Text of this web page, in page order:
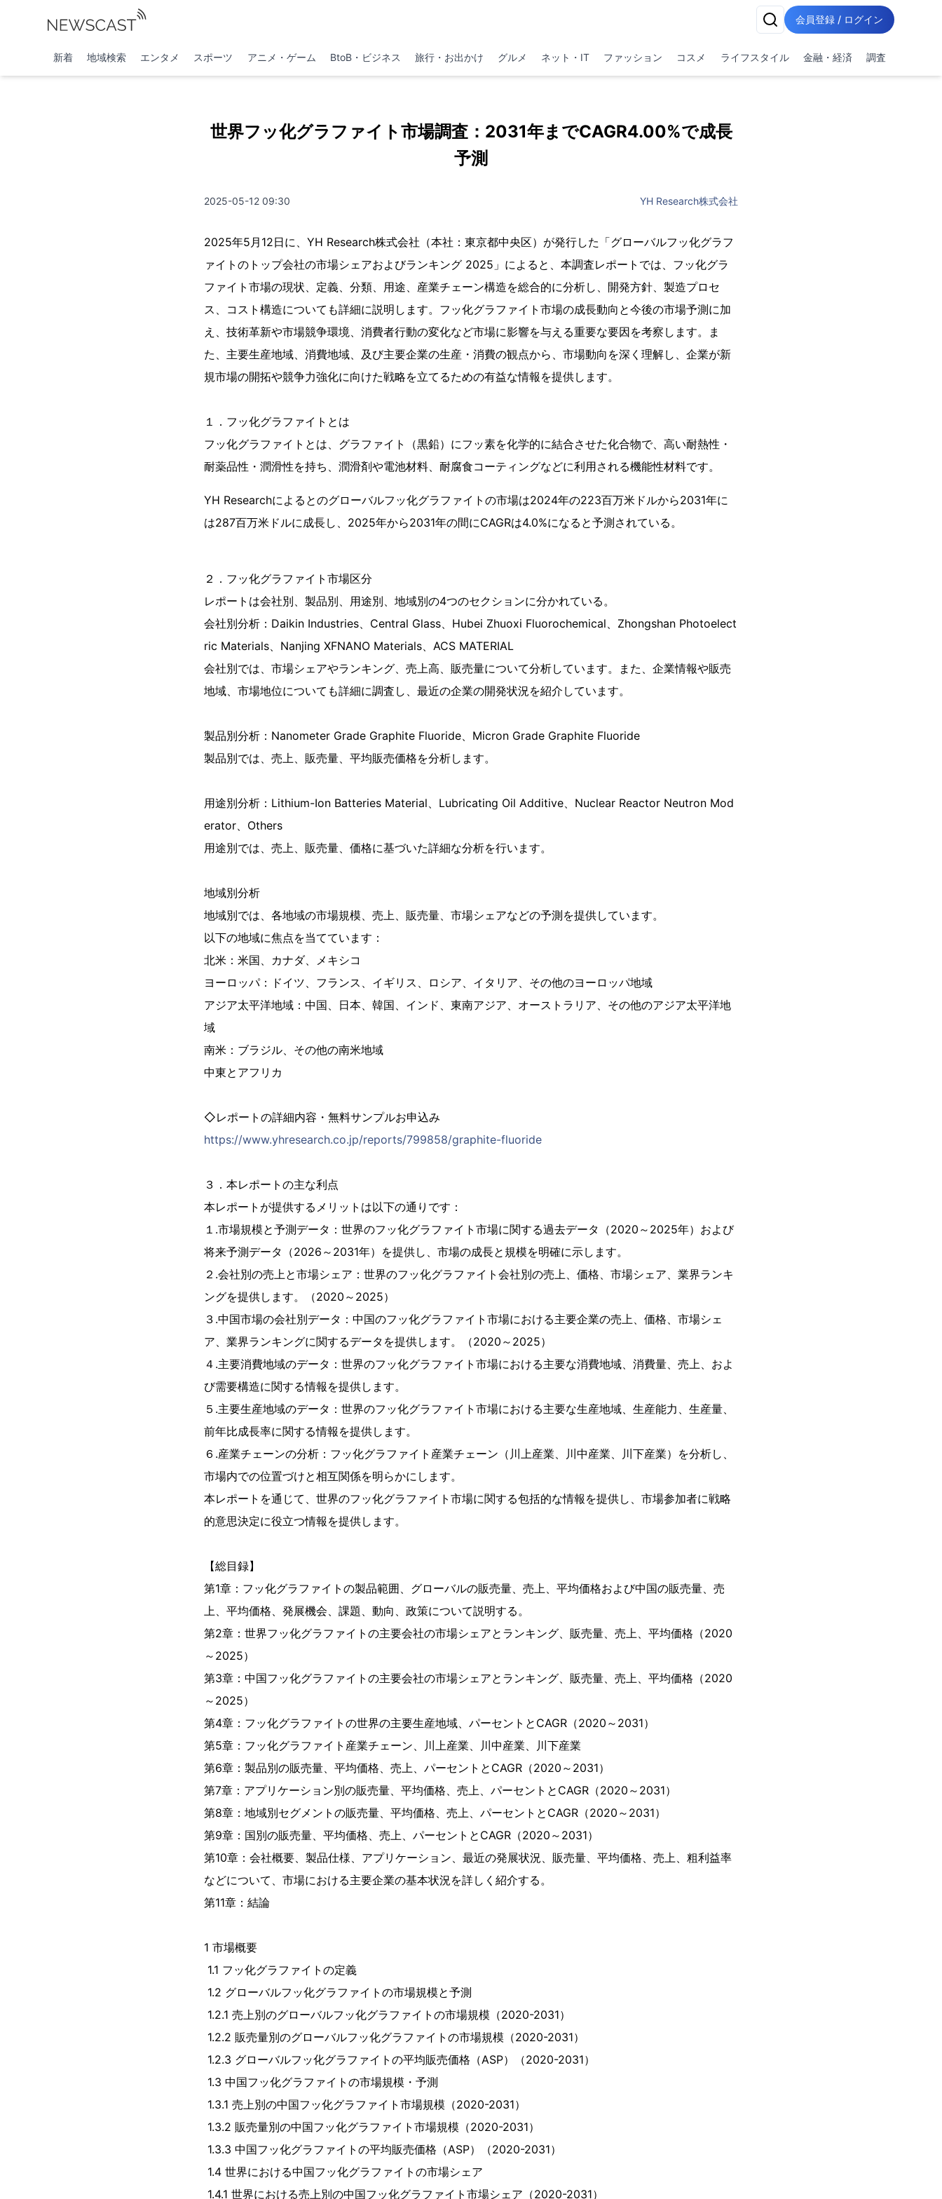
会員登録 / ログイン
新着 地域検索 エンタメ スポーツ アニメ・ゲーム BtoB・ビジネス 旅行・お出かけ グルメ ネット・IT ファッション コスメ ライフスタイル 金融・経済 調査
世界フッ化グラファイト市場調査：2031年までCAGR4.00%で成長
予測
2025-05-12 09:30 YH Research株式会社
2025年5月12日に、YH Research株式会社（本社：東京都中央区）が発行した「グローバルフッ化グラフ
ァイトのトップ会社の市場シェアおよびランキング 2025」によると、本調査レポートでは、フッ化グラ
ファイト市場の現状、定義、分類、用途、産業チェーン構造を総合的に分析し、開発方針、製造プロセ
ス、コスト構造についても詳細に説明します。フッ化グラファイト市場の成長動向と今後の市場予測に加
え、技術革新や市場競争環境、消費者行動の変化など市場に影響を与える重要な要因を考察します。ま
た、主要生産地域、消費地域、及び主要企業の生産・消費の観点から、市場動向を深く理解し、企業が新
規市場の開拓や競争力強化に向けた戦略を立てるための有益な情報を提供します。
１．フッ化グラファイトとは
フッ化グラファイトとは、グラファイト（黒鉛）にフッ素を化学的に結合させた化合物で、高い耐熱性・
耐薬品性・潤滑性を持ち、潤滑剤や電池材料、耐腐食コーティングなどに利用される機能性材料です。
YH Researchによるとのグローバルフッ化グラファイトの市場は2024年の223百万米ドルから2031年に
は287百万米ドルに成長し、2025年から2031年の間にCAGRは4.0%になると予測されている。
２．フッ化グラファイト市場区分
レポートは会社別、製品別、用途別、地域別の4つのセクションに分かれている。
会社別分析：Daikin Industries、Central Glass、Hubei Zhuoxi Fluorochemical、Zhongshan Photoelect
ric Materials、Nanjing XFNANO Materials、ACS MATERIAL
会社別では、市場シェアやランキング、売上高、販売量について分析しています。また、企業情報や販売
地域、市場地位についても詳細に調査し、最近の企業の開発状況を紹介しています。
製品別分析：Nanometer Grade Graphite Fluoride、Micron Grade Graphite Fluoride
製品別では、売上、販売量、平均販売価格を分析します。
用途別分析：Lithium-Ion Batteries Material、Lubricating Oil Additive、Nuclear Reactor Neutron Mod
erator、Others
用途別では、売上、販売量、価格に基づいた詳細な分析を行います。
地域別分析
地域別では、各地域の市場規模、売上、販売量、市場シェアなどの予測を提供しています。
以下の地域に焦点を当てています：
北米：米国、カナダ、メキシコ
ヨーロッパ：ドイツ、フランス、イギリス、ロシア、イタリア、その他のヨーロッパ地域
アジア太平洋地域：中国、日本、韓国、インド、東南アジア、オーストラリア、その他のアジア太平洋地
域
南米：ブラジル、その他の南米地域
中東とアフリカ
◇レポートの詳細内容・無料サンプルお申込み
https://www.yhresearch.co.jp/reports/799858/graphite-fluoride
３．本レポートの主な利点
本レポートが提供するメリットは以下の通りです：
１.市場規模と予測データ：世界のフッ化グラファイト市場に関する過去データ（2020～2025年）および
将来予測データ（2026～2031年）を提供し、市場の成長と規模を明確に示します。
２.会社別の売上と市場シェア：世界のフッ化グラファイト会社別の売上、価格、市場シェア、業界ランキ
ングを提供します。（2020～2025）
３.中国市場の会社別データ：中国のフッ化グラファイト市場における主要企業の売上、価格、市場シェ
ア、業界ランキングに関するデータを提供します。（2020～2025）
４.主要消費地域のデータ：世界のフッ化グラファイト市場における主要な消費地域、消費量、売上、およ
び需要構造に関する情報を提供します。
５.主要生産地域のデータ：世界のフッ化グラファイト市場における主要な生産地域、生産能力、生産量、
前年比成長率に関する情報を提供します。
６.産業チェーンの分析：フッ化グラファイト産業チェーン（川上産業、川中産業、川下産業）を分析し、
市場内での位置づけと相互関係を明らかにします。
本レポートを通じて、世界のフッ化グラファイト市場に関する包括的な情報を提供し、市場参加者に戦略
的意思決定に役立つ情報を提供します。
【総目録】
第1章：フッ化グラファイトの製品範囲、グローバルの販売量、売上、平均価格および中国の販売量、売
上、平均価格、発展機会、課題、動向、政策について説明する。
第2章：世界フッ化グラファイトの主要会社の市場シェアとランキング、販売量、売上、平均価格（2020
～2025）
第3章：中国フッ化グラファイトの主要会社の市場シェアとランキング、販売量、売上、平均価格（2020
～2025）
第4章：フッ化グラファイトの世界の主要生産地域、パーセントとCAGR（2020～2031）
第5章：フッ化グラファイト産業チェーン、川上産業、川中産業、川下産業
第6章：製品別の販売量、平均価格、売上、パーセントとCAGR（2020～2031）
第7章：アプリケーション別の販売量、平均価格、売上、パーセントとCAGR（2020～2031）
第8章：地域別セグメントの販売量、平均価格、売上、パーセントとCAGR（2020～2031）
第9章：国別の販売量、平均価格、売上、パーセントとCAGR（2020～2031）
第10章：会社概要、製品仕様、アプリケーション、最近の発展状況、販売量、平均価格、売上、粗利益率
などについて、市場における主要企業の基本状況を詳しく紹介する。
第11章：結論
1 市場概要
1.1 フッ化グラファイトの定義
1.2 グローバルフッ化グラファイトの市場規模と予測
1.2.1 売上別のグローバルフッ化グラファイトの市場規模（2020-2031）
1.2.2 販売量別のグローバルフッ化グラファイトの市場規模（2020-2031）
1.2.3 グローバルフッ化グラファイトの平均販売価格（ASP）（2020-2031）
1.3 中国フッ化グラファイトの市場規模・予測
1.3.1 売上別の中国フッ化グラファイト市場規模（2020-2031）
1.3.2 販売量別の中国フッ化グラファイト市場規模（2020-2031）
1.3.3 中国フッ化グラファイトの平均販売価格（ASP）（2020-2031）
1.4 世界における中国フッ化グラファイトの市場シェア
1.4.1 世界における売上別の中国フッ化グラファイト市場シェア（2020-2031）